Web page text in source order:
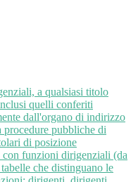
a qualsiasi titolo
quelli conferiti
dall'organo di indirizzo
procedure pubbliche di
di posizione
con funzioni dirigenziali (da
che distinguano le